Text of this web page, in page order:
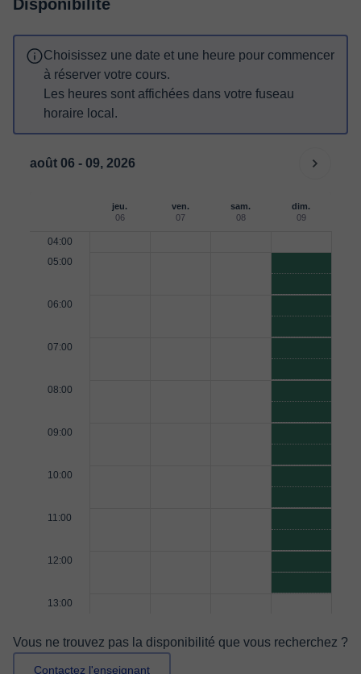
Disponibilité
Choisissez une date et une heure pour commencer
à réserver votre cours.
Les heures sont affichées dans votre fuseau
horaire local.
août 06 - 09, 2026
jeu.
06
ven.
07
sam.
08
dim.
09
04:00
05:00
06:00
07:00
08:00
09:00
10:00
11:00
12:00
13:00
Vous ne trouvez pas la disponibilité que vous recherchez ?
Contactez l'enseignant